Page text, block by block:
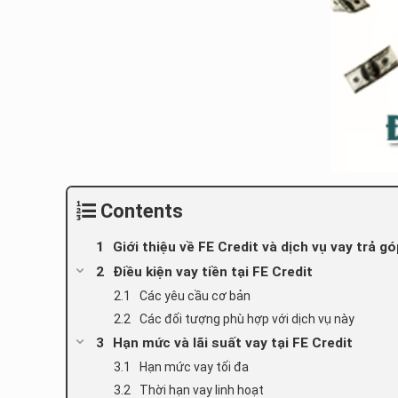
Contents
Giới thiệu về FE Credit và dịch vụ vay trả
Điều kiện vay tiền tại FE Credit
Các yêu cầu cơ bản
Các đối tượng phù hợp với dịch vụ này
Hạn mức và lãi suất vay tại FE Credit
Hạn mức vay tối đa
Thời hạn vay linh hoạt